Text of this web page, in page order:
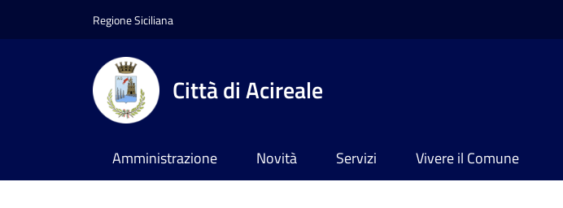
Regione Siciliana
Città di Acireale
Amministrazione Novità Servizi Vivere il Comune